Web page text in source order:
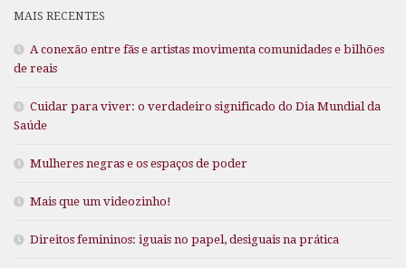
MAIS RECENTES
A conexão entre fãs e artistas movimenta comunidades e bilhões
de reais
Cuidar para viver: o verdadeiro significado do Dia Mundial da
Saúde
Mulheres negras e os espaços de poder
Mais que um videozinho!
Direitos femininos: iguais no papel, desiguais na prática